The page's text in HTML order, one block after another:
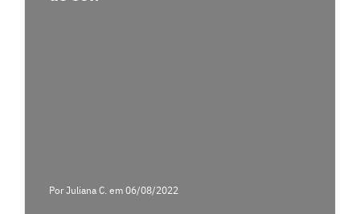
Por Juliana C. em 06/08/2022